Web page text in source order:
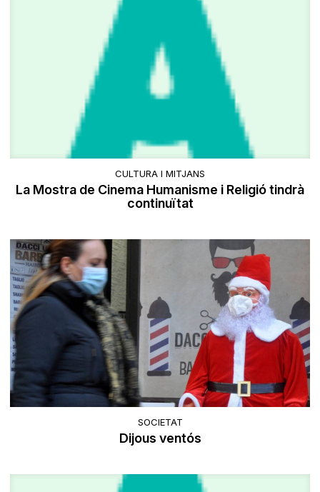
CULTURA I MITJANS
La Mostra de Cinema Humanisme i Religió tindrà
continuïtat
SOCIETAT
Dijous ventós